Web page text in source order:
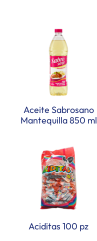
Aceite Sabrosano
Mantequilla 850 ml
Aciditas 100 pz